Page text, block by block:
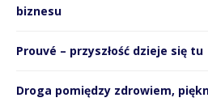
biznesu
Prouvé – przyszłość dzieje się tu
Droga pomiędzy zdrowiem,